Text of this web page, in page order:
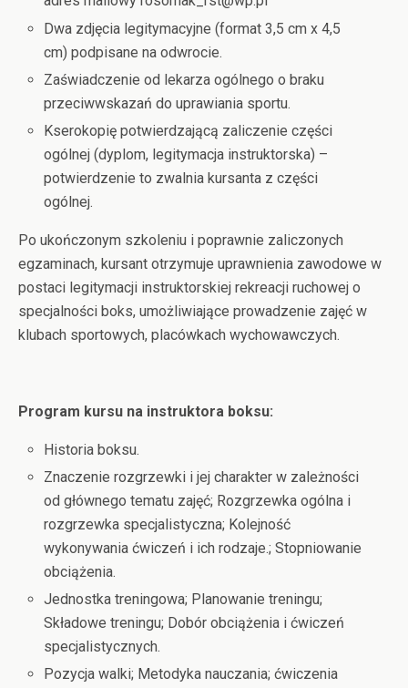
Dwa zdjęcia legitymacyjne (format 3,5 cm x 4,5
cm) podpisane na odwrocie.
Zaświadczenie od lekarza ogólnego o braku
przeciwwskazań do uprawiania sportu.
Kserokopię potwierdzającą zaliczenie części
ogólnej (dyplom, legitymacja instruktorska) –
potwierdzenie to zwalnia kursanta z części
ogólnej.
Po ukończonym szkoleniu i poprawnie zaliczonych
egzaminach, kursant otrzymuje uprawnienia zawodowe w
postaci legitymacji instruktorskiej rekreacji ruchowej o
specjalności boks, umożliwiające prowadzenie zajęć w
klubach sportowych, placówkach wychowawczych.
Program kursu na instruktora boksu:
Historia boksu.
Znaczenie rozgrzewki i jej charakter w zależności
od głównego tematu zajęć; Rozgrzewka ogólna i
rozgrzewka specjalistyczna; Kolejność
wykonywania ćwiczeń i ich rodzaje.; Stopniowanie
obciążenia.
Jednostka treningowa; Planowanie treningu;
Składowe treningu; Dobór obciążenia i ćwiczeń
specjalistycznych.
Pozycja walki; Metodyka nauczania; ćwiczenia